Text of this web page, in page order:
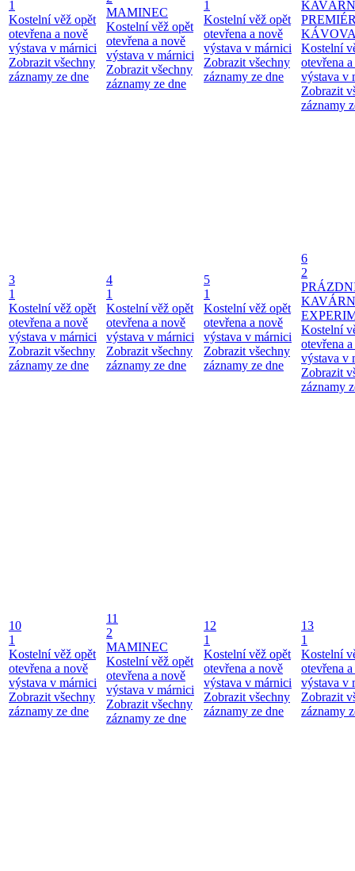
1
Kostelní věž opět
otevřena a nově
výstava v márnici
Zobrazit všechny
záznamy ze dne
MAMINEC
Kostelní věž opět
otevřena a nově
výstava v márnici
Zobrazit všechny
záznamy ze dne
1
Kostelní věž opět
otevřena a nově
výstava v márnici
Zobrazit všechny
záznamy ze dne
Kostelní
otevřena
výstava v
Zobrazit
záznamy
3
1
Kostelní věž opět
otevřena a nově
výstava v márnici
Zobrazit všechny
záznamy ze dne
4
1
Kostelní věž opět
otevřena a nově
výstava v márnici
Zobrazit všechny
záznamy ze dne
5
1
Kostelní věž opět
otevřena a nově
výstava v márnici
Zobrazit všechny
záznamy ze dne
6
2
Kostelní
otevřena
výstava v
Zobrazit
záznamy
10
1
Kostelní věž opět
otevřena a nově
výstava v márnici
Zobrazit všechny
záznamy ze dne
11
2
MAMINEC
Kostelní věž opět
otevřena a nově
výstava v márnici
Zobrazit všechny
záznamy ze dne
12
1
Kostelní věž opět
otevřena a nově
výstava v márnici
Zobrazit všechny
záznamy ze dne
13
1
Kostelní
otevřena
výstava v
Zobrazit
záznamy